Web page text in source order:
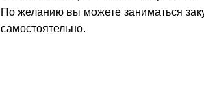
По желанию вы можете заниматься
самостоятельно.